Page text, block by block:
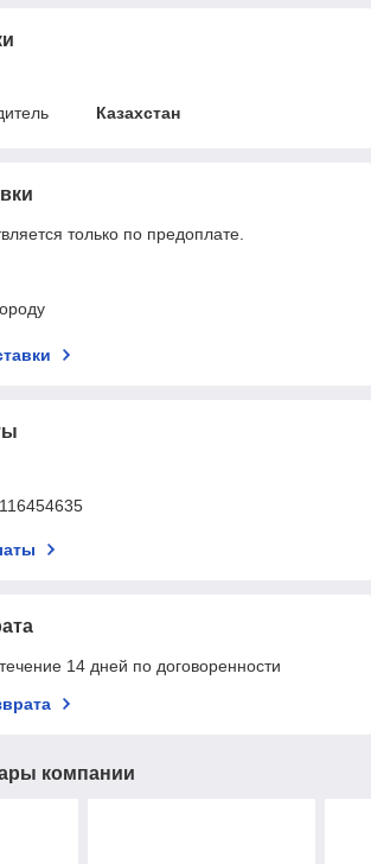
Казахстан
только по предоплате.
14 дней по договоренности
компании